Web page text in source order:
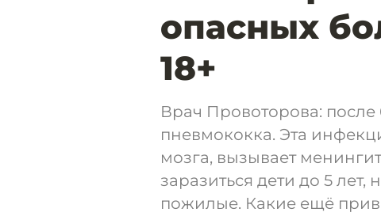
опасных
18+
Врач Провоторова: после
пневмококка. Эта
мозга, вызывает
заразиться дети до 5
пожилые. Какие ещё